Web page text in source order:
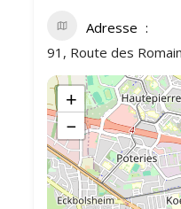
Adresse
91, Route des
+
−